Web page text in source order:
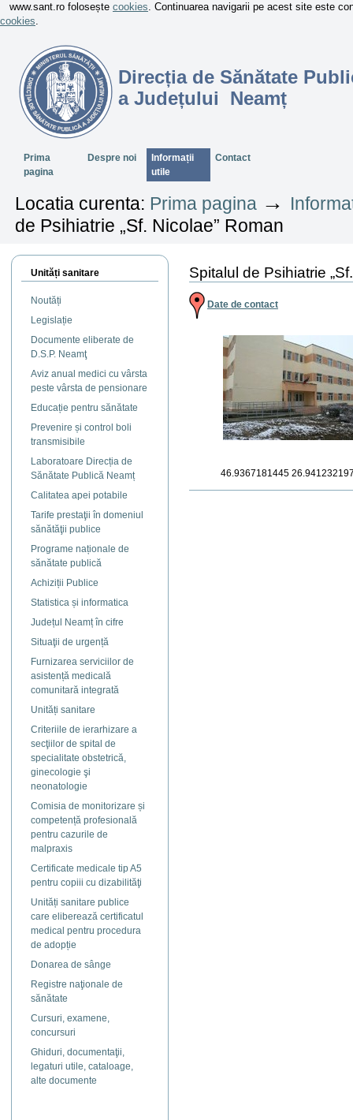
www.sant.ro folosește cookies. Continuarea navigarii pe acest site este
cookies.
Direcția de Sănătate
a Județului Neamț
SectiuniPrima
pagina
Despre noi
Informații
utile
Contact
Locatia curenta: Prima pagina →
de Psihiatrie „Sf. Nicolae” Roman
Unități sanitare
Noutăți
Legislație
Documente eliberate de
D.S.P. Neamţ
Aviz anual medici cu vârsta
peste vârsta de pensionare
Educație pentru sănătate
Prevenire și control boli
transmisibile
Laboratoare Direcția de
Sănătate Publică Neamț
Calitatea apei potabile
Tarife prestaţii în domeniul
sănătăţii publice
Programe naționale de
sănătate publică
Achiziții Publice
Statistica și informatica
Județul Neamț în cifre
Situaţii de urgență
Furnizarea serviciilor de
asistență medicală
comunitară integrată
Unități sanitare
Criteriile de ierarhizare a
secţiilor de spital de
specialitate obstetrică,
ginecologie şi
neonatologie
Comisia de monitorizare și
competență profesională
pentru cazurile de
malpraxis
Certificate medicale tip A5
pentru copiii cu dizabilităţi
Unități sanitare publice
care eliberează certificatul
medical pentru procedura
de adopție
Donarea de sânge
Registre naţionale de
sănătate
Cursuri, examene,
concursuri
Ghiduri, documentaţii,
legaturi utile, cataloage,
alte documente
Spitalul de Psihiatrie
Date de contact
46.9367181445